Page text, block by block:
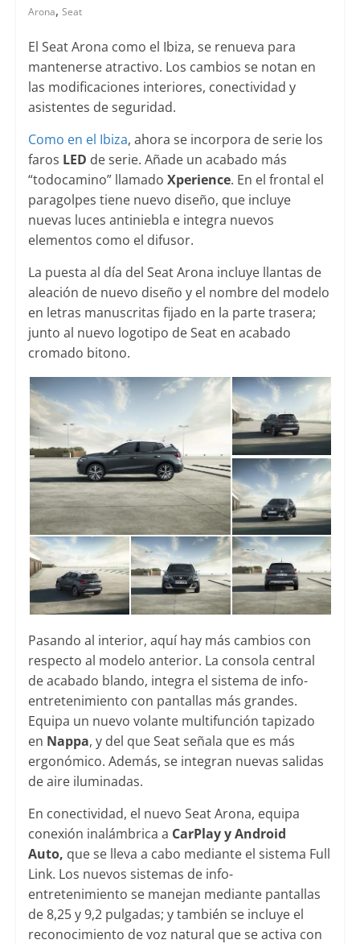
Arona, Seat
El Seat Arona como el Ibiza, se renueva para
mantenerse atractivo. Los cambios se notan en
las modificaciones interiores, conectividad y
asistentes de seguridad.
Como en el Ibiza, ahora se incorpora de serie los
faros LED de serie. Añade un acabado más
“todocamino” llamado Xperience. En el frontal el
paragolpes tiene nuevo diseño, que incluye
nuevas luces antiniebla e integra nuevos
elementos como el difusor.
La puesta al día del Seat Arona incluye llantas de
aleación de nuevo diseño y el nombre del modelo
en letras manuscritas fijado en la parte trasera;
junto al nuevo logotipo de Seat en acabado
cromado bitono.
Pasando al interior, aquí hay más cambios con
respecto al modelo anterior. La consola central
de acabado blando, integra el sistema de info-
entretenimiento con pantallas más grandes.
Equipa un nuevo volante multifunción tapizado
en Nappa, y del que Seat señala que es más
ergonómico. Además, se integran nuevas salidas
de aire iluminadas.
En conectividad, el nuevo Seat Arona, equipa
conexión inalámbrica a CarPlay y Android
Auto, que se lleva a cabo mediante el sistema Full
Link. Los nuevos sistemas de info-
entretenimiento se manejan mediante pantallas
de 8,25 y 9,2 pulgadas; y también se incluye el
reconocimiento de voz natural que se activa con